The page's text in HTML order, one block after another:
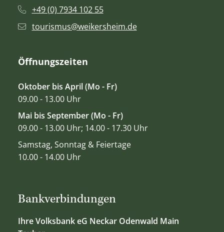
Bankverbindungen
Ihre Volksbank eG Neckar Odenwald Main
+49 (0) 7934 102 55
tourismus@weikersheim.de
Öffnungszeiten
Oktober bis April (Mo - Fr)
09.00 - 13.00 Uhr
Mai bis September (Mo - Fr)
09.00 - 13.00 Uhr; 14.00 - 17.30 Uhr
Samstag, Sonntag & Feiertage
10.00 - 14.00 Uhr